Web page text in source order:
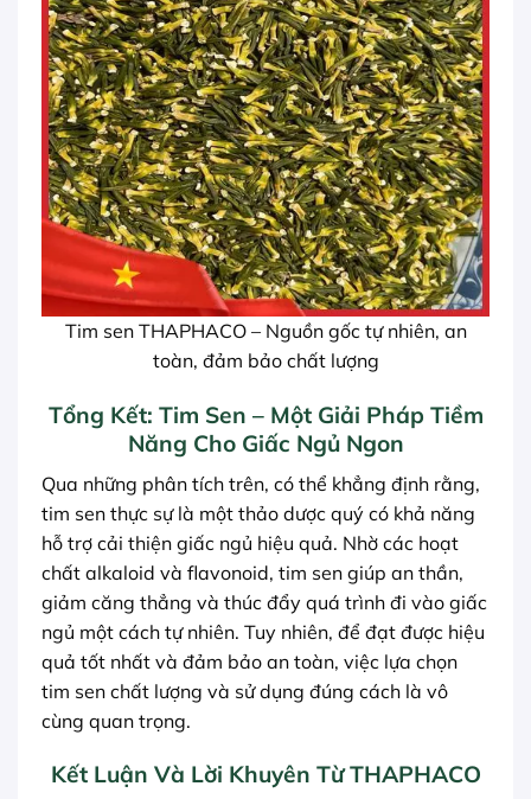
Tim sen THAPHACO – Nguồn gốc tự nhiên, an
toàn, đảm bảo chất lượng
Tổng Kết: Tim Sen – Một Giải Pháp Tiềm
Năng Cho Giấc Ngủ Ngon
Qua những phân tích trên, có thể khẳng định rằng,
tim sen thực sự là một thảo dược quý có khả năng
hỗ trợ cải thiện giấc ngủ hiệu quả. Nhờ các hoạt
chất alkaloid và flavonoid, tim sen giúp an thần,
giảm căng thẳng và thúc đẩy quá trình đi vào giấc
ngủ một cách tự nhiên. Tuy nhiên, để đạt được hiệu
quả tốt nhất và đảm bảo an toàn, việc lựa chọn
tim sen chất lượng và sử dụng đúng cách là vô
cùng quan trọng.
Kết Luận Và Lời Khuyên Từ THAPHACO